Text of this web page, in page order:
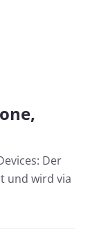
Der
und wird via